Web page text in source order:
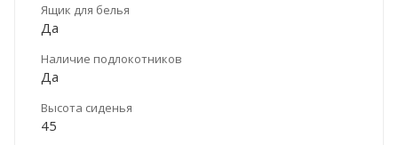
Ящик для белья
Да
Наличие подлокотников
Да
Высота сиденья
45